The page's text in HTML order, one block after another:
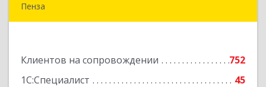
Пенза
Клиентов на сопровождении
752
1С:Специалист
45
Подробнее